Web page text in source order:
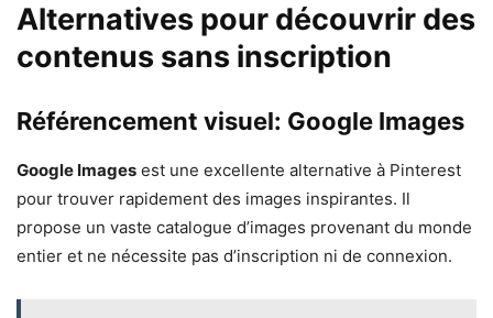
Alternatives pour découvrir des
contenus sans inscription
Référencement visuel: Google Images
Google Images est une excellente alternative à Pinterest
pour trouver rapidement des images inspirantes. Il
propose un vaste catalogue d’images provenant du monde
entier et ne nécessite pas d’inscription ni de connexion.